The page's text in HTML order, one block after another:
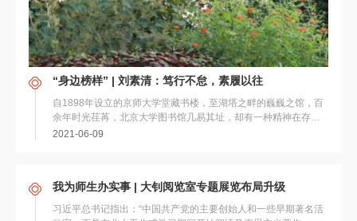
“身边榜样” | 刘素清：笃行不怠，素履以往
自1898年设立的京师大学堂藏书楼，至湖塔之畔的巍巍之馆，百
余年时光荏苒，北京大学图书馆几易其址，却有一种精神在存
续、在传承，有一种气韵在丰厚、在熏陶。在这种精...
2021-06-09
我为师生办实事 | 大钊阅览室专题展览布局升级
习近平总书记指出：“中国共产党的主要创始人和一些早期著名活